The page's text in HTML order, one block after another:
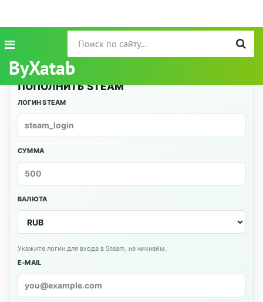
ByXatab
ПОПОЛНИТЬ STEAM
ЛОГИН STEAM
СУММА
ВАЛЮТА
Укажите логин для входа в Steam, не никнейм.
E-MAIL